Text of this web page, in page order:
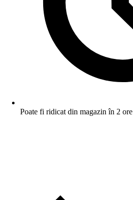
Poate fi ridicat din magazin în 2 ore